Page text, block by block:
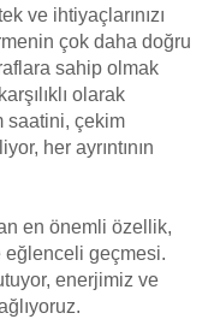
ve ihtiyaçlarınızı
çok daha doğru
sahip olmak
olarak
saatini, çekim
her ayrıntının
en önemli özellik,
geçmesi.
enerjimiz ve